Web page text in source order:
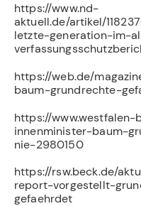
https://www.nd-
aktuell.de/artikel/
letzte-generation-im-
https://web.de/
baum-grundrechte-
https://
innenminister-baum-
nie-2980150
https://rsw.beck.de/
report-vorgestellt-
gefaehrdet